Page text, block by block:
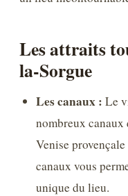
Les attraits
la-Sorgue
Les canaux : Le
nombreux
Venise
canaux vous
unique du lieu.